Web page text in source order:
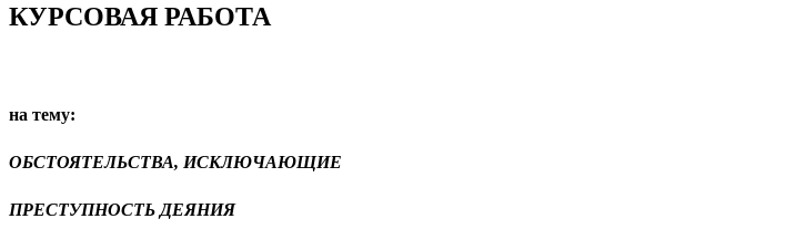
КУРСОВАЯ РАБОТА
на тему:
ОБСТОЯТЕЛЬСТВА, ИСКЛЮЧАЮЩИЕ
ПРЕСТУПНОСТЬ ДЕЯНИЯ